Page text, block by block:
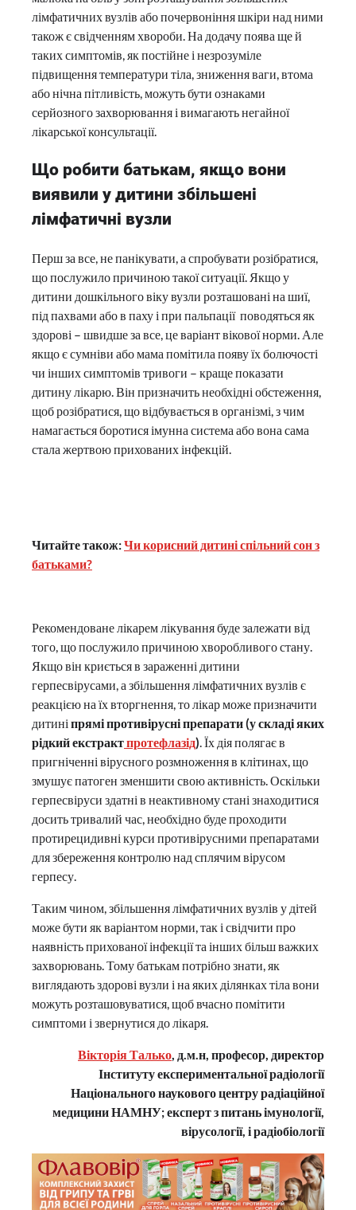
лімфатичних вузлів або почервоніння шкіри над ними
також є свідченням хвороби. На додачу поява ще й
таких симптомів, як постійне і незрозуміле
підвищення температури тіла, зниження ваги, втома
або нічна пітливість, можуть бути ознаками
серйозного захворювання і вимагають негайної
лікарської консультації.
Що робити батькам, якщо вони
виявили у дитини збільшені
лімфатичні вузли
Перш за все, не панікувати, а спробувати розібратися,
що послужило причиною такої ситуації. Якщо у
дитини дошкільного віку вузли розташовані на шиї,
під пахвами або в паху і при пальпації поводяться як
здорові – швидше за все, це варіант вікової норми. Але
якщо є сумніви або мама помітила появу їх болючості
чи інших симптомів тривоги – краще показати
дитину лікарю. Він призначить необхідні обстеження,
щоб розібратися, що відбувається в організмі, з чим
намагається боротися імунна система або вона сама
стала жертвою прихованих інфекцій.
Читайте також:Чи корисний дитині спільний сон з
батьками?
Рекомендоване лікарем лікування буде залежати від
того, що послужило причиною хворобливого стану.
Якщо він криється в зараженні дитини
герпесвірусами, а збільшення лімфатичних вузлів є
реакцією на їх вторгнення, то лікар може призначити
дитині прямі противірусні препарати (у складі яких
рідкий екстрактпротефлазід) . Їх дія полягає в
пригніченні вірусного розмноження в клітинах, що
змушує патоген зменшити свою активність. Оскільки
герпесвіруси здатні в неактивному стані знаходитися
досить тривалий час, необхідно буде проходити
протирецидивні курси противірусними препаратами
для збереження контролю над сплячим вірусом
герпесу.
Таким чином, збільшення лімфатичних вузлів у дітей
може бути як варіантом норми, так і свідчити про
наявність прихованої інфекції та інших більш важких
захворювань. Тому батькам потрібно знати, як
виглядають здорові вузли і на яких ділянках тіла вони
можуть розташовуватися, щоб вчасно помітити
симптоми і звернутися до лікаря.
Вікторія Талько , д.м.н, професор, директор
Інституту експериментальної радіології
Національного наукового центру радіаційної
медицини НАМНУ; експерт з питань імунології,
вірусології, і радіобіології